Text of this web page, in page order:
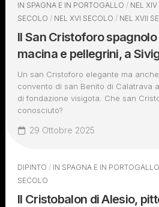
IN SPAGNA E IN PORTOGALLO / NEL
SECOLO / NEL XVI SECOLO / NEL XVII
Il San Cristoforo
macina e pellegrini, a
Un san Cristoforo elegante ma
convento di san Benito di Calatrava
di fondazione visigota. Che san
conosciuto?
29 Ottobre 2025
DIPINTO / IN SPAGNA E IN PORTOGALLO
SECOLO
Il Cristobalon di Alesio,